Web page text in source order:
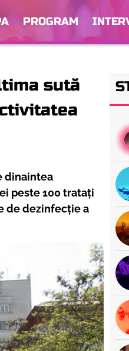
PROGRAM
sută
dinaintea
peste 100 tratați
de dezinfecție a